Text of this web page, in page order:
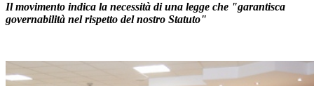
Il movimento indica la necessità di una legge che "garantisca
governabilità nel rispetto del nostro Statuto"